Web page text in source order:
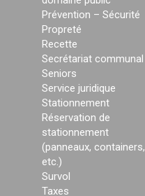
Prévention – Sécurité
Propreté
Recette
Secrétariat communal
Seniors
Service juridique
Stationnement
Réservation de
stationnement
(panneaux, containers,
etc.)
Survol
Taxes